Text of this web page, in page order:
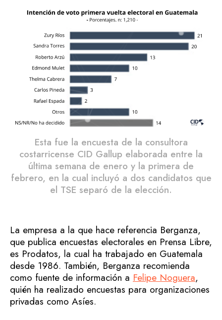
Esta fue la encuesta de la consultora
costarricense CID Gallup elaborada entre la
última semana de enero y la primera de
febrero, en la cual incluyó a dos candidatos que
el TSE separó de la elección.
La empresa a la que hace referencia Berganza,
que publica encuestas electorales en Prensa Libre,
es Prodatos, la cual ha trabajado en Guatemala
desde 1986. También, Berganza recomienda
como fuente de información a Felipe Noguera,
quién ha realizado encuestas para organizaciones
privadas como Asíes.